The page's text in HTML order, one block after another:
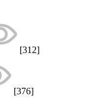
[312]
[376]